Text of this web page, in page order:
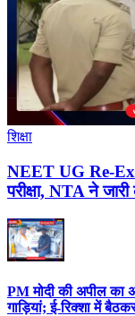
शिक्षा
NEET UG Re-
परीक्षा, NTA ने
PM मोदी की अपील का
गाड़ियां; ई-रिक्शा में